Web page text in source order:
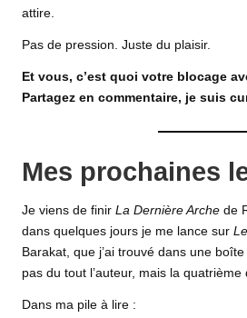
attire.
Pas de pression. Juste du plaisir.
Et vous, c’est quoi votre blocage
Partagez en commentaire, je suis
Mes prochaines
Je viens de finir La Dernière Arche de
dans quelques jours je me lance sur
Barakat, que j’ai trouvé dans une
pas du tout l’auteur, mais la quatrième
Dans ma pile à lire :